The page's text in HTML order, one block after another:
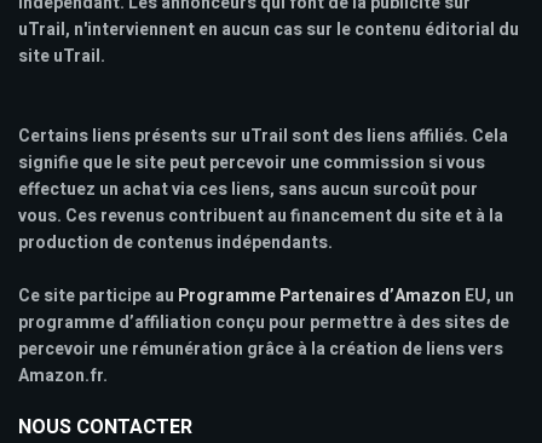
uTrail, n'interviennent en aucun cas sur le contenu éditorial du
site uTrail.
Certains liens présents sur uTrail sont des liens affiliés. Cela
signifie que le site peut percevoir une commission si vous
effectuez un achat via ces liens, sans aucun surcoût pour
vous. Ces revenus contribuent au financement du site et à la
production de contenus indépendants.
Ce site participe au Programme Partenaires d’Amazon EU, un
programme d’affiliation conçu pour permettre à des sites de
percevoir une rémunération grâce à la création de liens vers
Amazon.fr.
NOUS CONTACTER